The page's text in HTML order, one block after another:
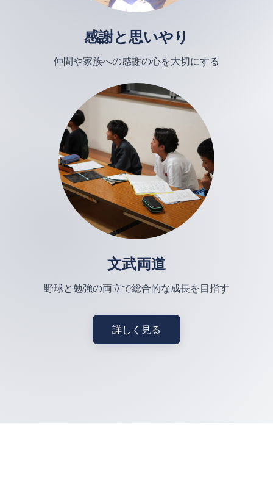
感謝と思いやり
仲間や家族への感謝の心を大切にする
文武両道
野球と勉強の両立で総合的な成長を目指す
詳しく見る